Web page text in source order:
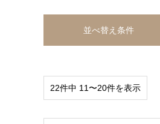
並べ替え条件
22件中 11〜20件を表示